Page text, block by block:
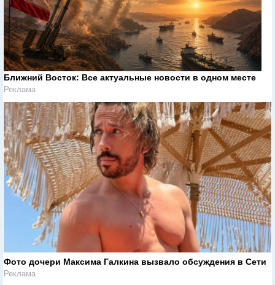
Ближний Восток: Все актуальные новости в одном месте
Реклама
Фото дочери Максима Галкина вызвало обсуждения в Сети
Реклама